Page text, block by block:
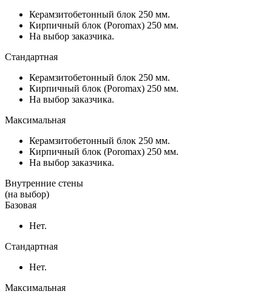
Керамзитобетонный блок 250 мм.
Кирпичный блок (Poromax) 250 мм.
На выбор заказчика.
Стандартная
Керамзитобетонный блок 250 мм.
Кирпичный блок (Poromax) 250 мм.
На выбор заказчика.
Максимальная
Керамзитобетонный блок 250 мм.
Кирпичный блок (Poromax) 250 мм.
На выбор заказчика.
Внутренние стены
(на выбор)
Базовая
Нет.
Стандартная
Нет.
Максимальная